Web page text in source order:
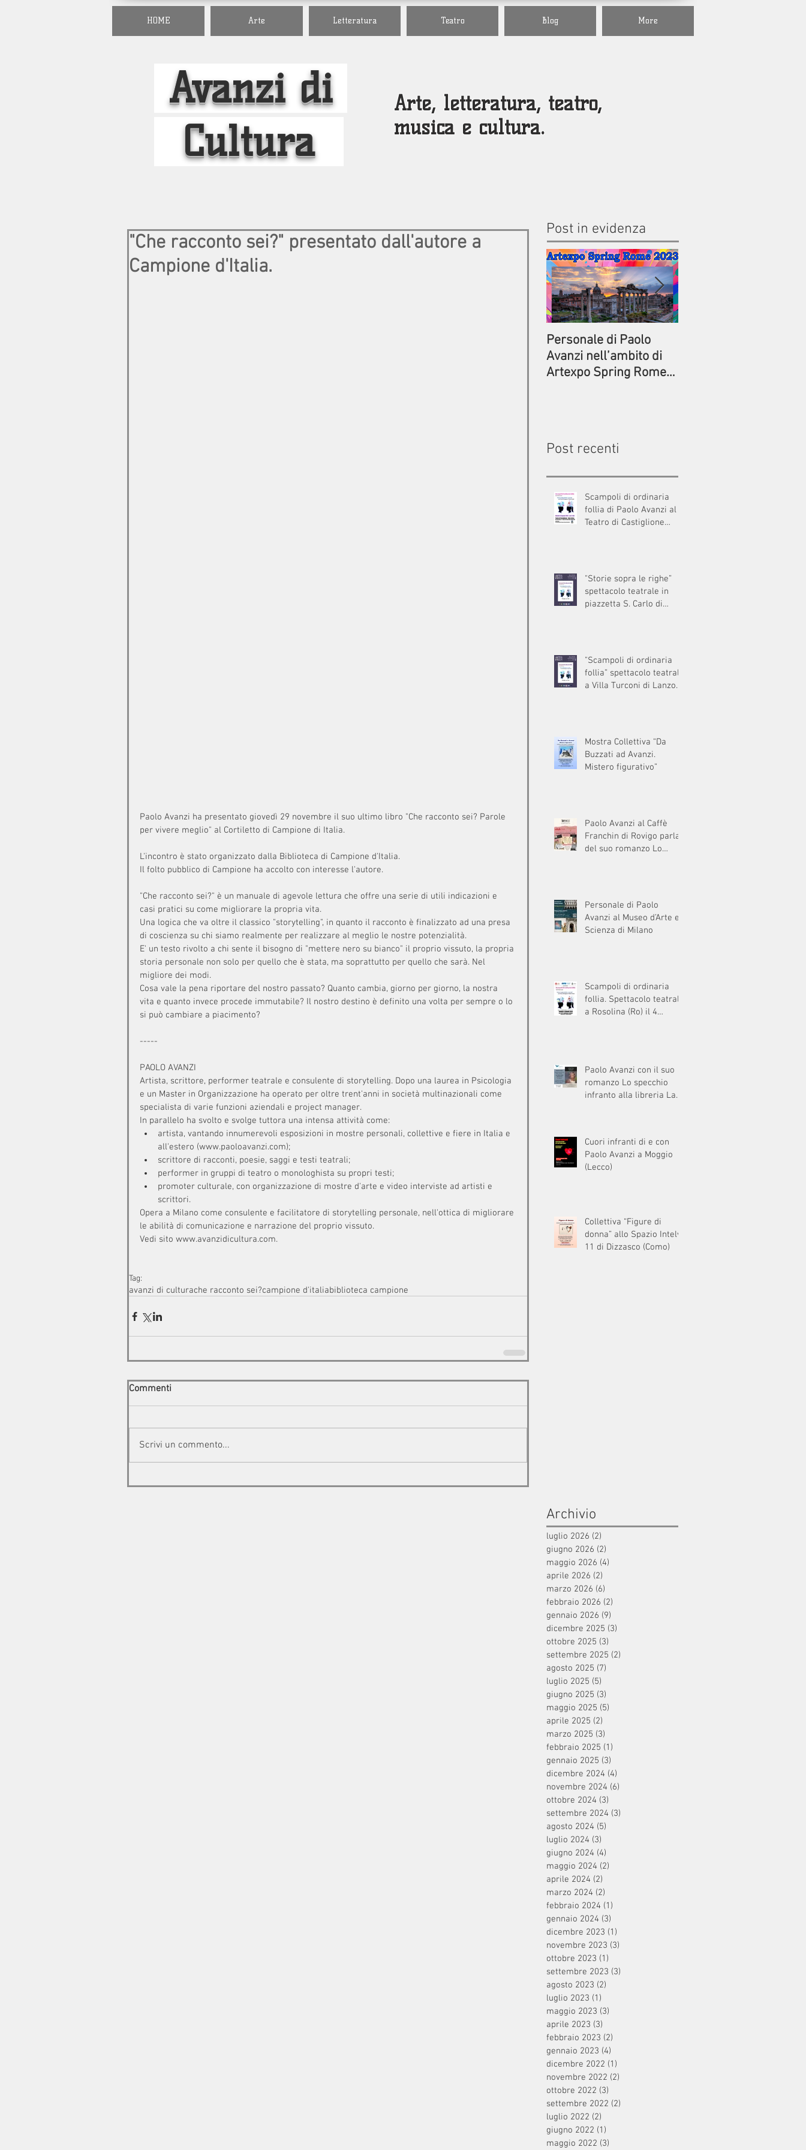
HOME Arte Letteratura Teatro Blog More
Avanzi di
Cultura
Arte, letteratura, teatro,
musica e cultura.
"Che racconto sei?" presentato dall'autore a
Campione d'Italia.
Paolo Avanzi ha presentato giovedì 29 novembre il suo ultimo libro "Che racconto sei? Parole
per vivere meglio" al Cortiletto di Campione di Italia.
L'incontro è stato organizzato dalla Biblioteca di Campione d'Italia.
Il folto pubblico di Campione ha accolto con interesse l'autore.
"Che racconto sei?" è un manuale di agevole lettura che offre una serie di utili indicazioni e
casi pratici su come migliorare la propria vita.
Una logica che va oltre il classico "storytelling", in quanto il racconto è finalizzato ad una presa
di coscienza su chi siamo realmente per realizzare al meglio le nostre potenzialità.
E' un testo rivolto a chi sente il bisogno di "mettere nero su bianco" il proprio vissuto, la propria
storia personale non solo per quello che è stata, ma soprattutto per quello che sarà. Nel
migliore dei modi.
Cosa vale la pena riportare del nostro passato? Quanto cambia, giorno per giorno, la nostra
vita e quanto invece procede immutabile? Il nostro destino è definito una volta per sempre o lo
si può cambiare a piacimento?
-----
PAOLO AVANZI
Artista, scrittore, performer teatrale e consulente di storytelling. Dopo una laurea in Psicologia
e un Master in Organizzazione ha operato per oltre trent'anni in società multinazionali come
specialista di varie funzioni aziendali e project manager.
In parallelo ha svolto e svolge tuttora una intensa attività come:
artista, vantando innumerevoli esposizioni in mostre personali, collettive e fiere in Italia e
all'estero (www.paoloavanzi.com);
scrittore di racconti, poesie, saggi e testi teatrali;
performer in gruppi di teatro o monologhista su propri testi;
promoter culturale, con organizzazione di mostre d'arte e video interviste ad artisti e
scrittori.
Opera a Milano come consulente e facilitatore di storytelling personale, nell'ottica di migliorare
le abilità di comunicazione e narrazione del proprio vissuto.
Vedi sito www.avanzidicultura.com.
Tag:
avanzi di culturache racconto sei?campione d'italiabiblioteca campione
Commenti
Scrivi un commento...
Post in evidenza
Personale di Paolo
Avanzi nell’ambito di
Artexpo Spring Rome
Post recenti
Scampoli di ordinaria
follia di Paolo Avanzi al
Teatro di Castiglione
"Storie sopra le righe”
spettacolo teatrale in
piazzetta S. Carlo di
"Scampoli di ordinaria
follia” spettacolo teatrale
a Villa Turconi di Lanzo
Mostra Collettiva “Da
Buzzati ad Avanzi.
Mistero figurativo”
Paolo Avanzi al Caffè
Franchin di Rovigo parla
del suo romanzo Lo
Personale di Paolo
Avanzi al Museo d’Arte e
Scienza di Milano
Scampoli di ordinaria
follia. Spettacolo teatrale
a Rosolina (Ro) il 4
Paolo Avanzi con il suo
romanzo Lo specchio
infranto alla libreria La
Cuori infranti di e con
Paolo Avanzi a Moggio
(Lecco)
Collettiva “Figure di
donna” allo Spazio Intelvi
11 di Dizzasco (Como)
Archivio
luglio 2026 (2)
giugno 2026 (2)
maggio 2026 (4)
aprile 2026 (2)
marzo 2026 (6)
febbraio 2026 (2)
gennaio 2026 (9)
dicembre 2025 (3)
ottobre 2025 (3)
settembre 2025 (2)
agosto 2025 (7)
luglio 2025 (5)
giugno 2025 (3)
maggio 2025 (5)
aprile 2025 (2)
marzo 2025 (3)
febbraio 2025 (1)
gennaio 2025 (3)
dicembre 2024 (4)
novembre 2024 (6)
ottobre 2024 (3)
settembre 2024 (3)
agosto 2024 (5)
luglio 2024 (3)
giugno 2024 (4)
maggio 2024 (2)
aprile 2024 (2)
marzo 2024 (2)
febbraio 2024 (1)
gennaio 2024 (3)
dicembre 2023 (1)
novembre 2023 (3)
ottobre 2023 (1)
settembre 2023 (3)
agosto 2023 (2)
luglio 2023 (1)
maggio 2023 (3)
aprile 2023 (3)
febbraio 2023 (2)
gennaio 2023 (4)
dicembre 2022 (1)
novembre 2022 (2)
ottobre 2022 (3)
settembre 2022 (2)
luglio 2022 (2)
giugno 2022 (1)
maggio 2022 (3)